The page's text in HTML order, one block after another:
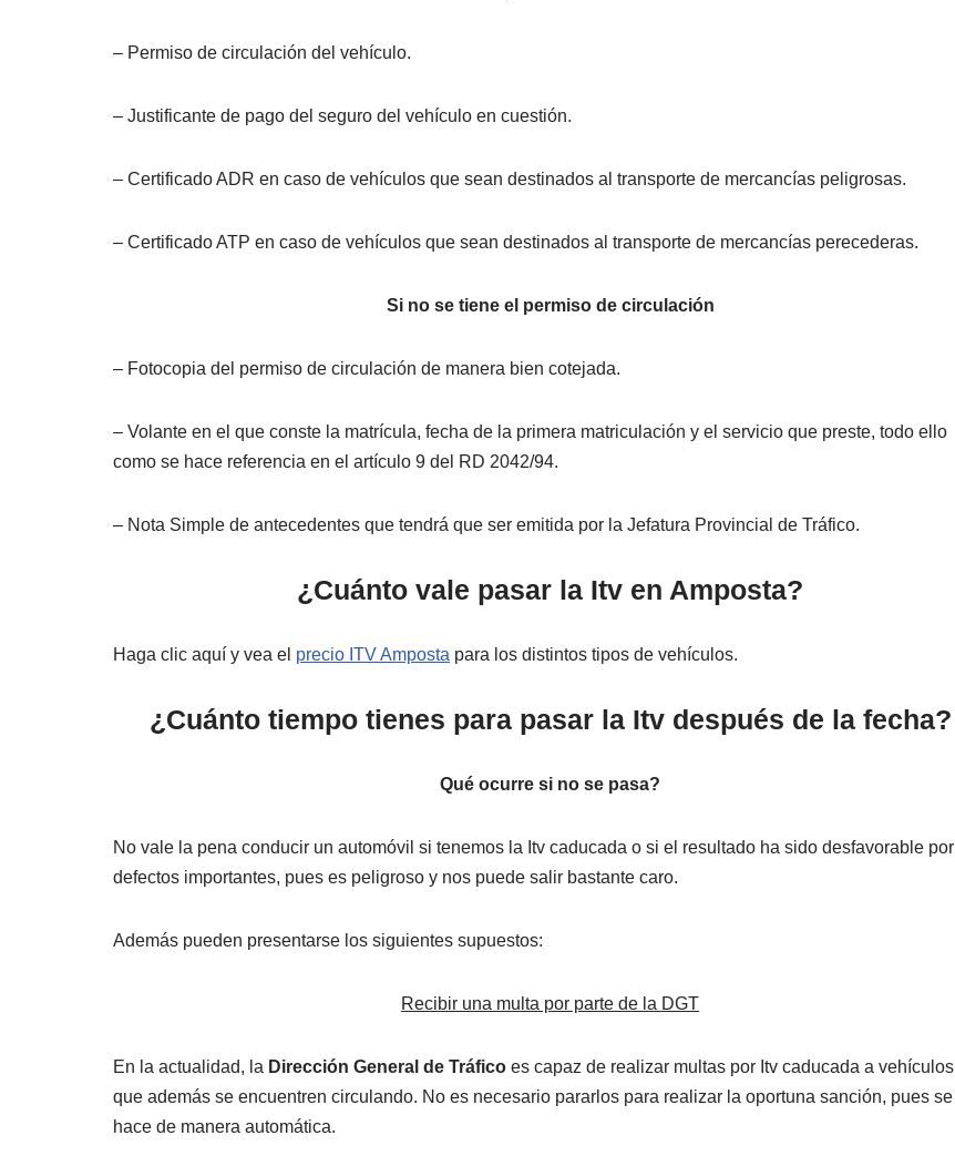
– Permiso de circulación del vehículo.
– Justificante de pago del seguro del vehículo en cuestión.
– Certificado ADR en caso de vehículos que sean destinados al transporte de mercancías peligrosas.
– Certificado ATP en caso de vehículos que sean destinados al transporte de mercancías perecederas.
Si no se tiene el permiso de circulación
– Fotocopia del permiso de circulación de manera bien cotejada.
– Volante en el que conste la matrícula, fecha de la primera matriculación y el servicio que preste, todo ello
como se hace referencia en el artículo 9 del RD 2042/94.
– Nota Simple de antecedentes que tendrá que ser emitida por la Jefatura Provincial de Tráfico.
¿Cuánto vale pasar la Itv en Amposta?
Haga clic aquí y vea el precio ITV Amposta para los distintos tipos de vehículos.
¿Cuánto tiempo tienes para pasar la Itv después de la fecha?
Qué ocurre si no se pasa?
No vale la pena conducir un automóvil si tenemos la Itv caducada o si el resultado ha sido desfavorable por
defectos importantes, pues es peligroso y nos puede salir bastante caro.
Además pueden presentarse los siguientes supuestos:
Recibir una multa por parte de la DGT
En la actualidad, la Dirección General de Tráfico es capaz de realizar multas por Itv caducada a vehículos
que además se encuentren circulando. No es necesario pararlos para realizar la oportuna sanción, pues se
hace de manera automática.